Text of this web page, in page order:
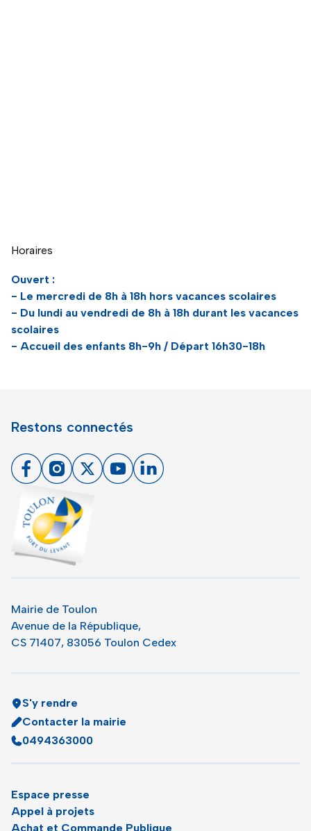
Horaires
Ouvert :
- Le mercredi de 8h à 18h hors vacances scolaires
- Du lundi au vendredi de 8h à 18h durant les vacances
scolaires
- Accueil des enfants 8h-9h / Départ 16h30-18h
Restons connectés
FacebookInstagram
X YoutubeLinkedin
Mairie de Toulon
Avenue de la République,
CS 71407, 83056 Toulon Cedex
S'y rendre
Contacter la mairie
0494363000
Espace presse
Appel à projets
Achat et Commande Publique